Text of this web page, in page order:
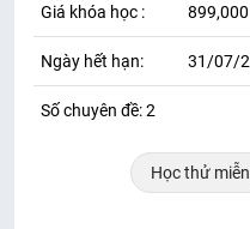
Giá khóa học :
Ngày hết hạn: 31/07/
Số chuyên đề: 2
Học thử